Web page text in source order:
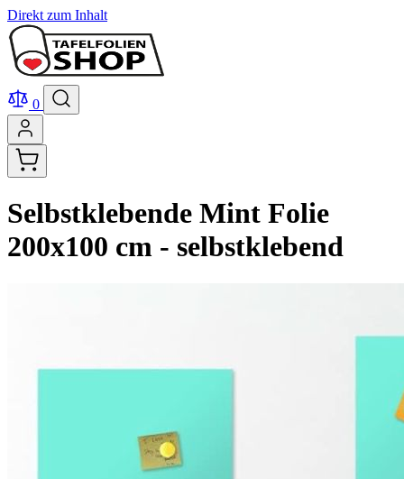
Direkt zum Inhalt
0
Selbstklebende Mint Folie
200x100 cm - selbstklebend